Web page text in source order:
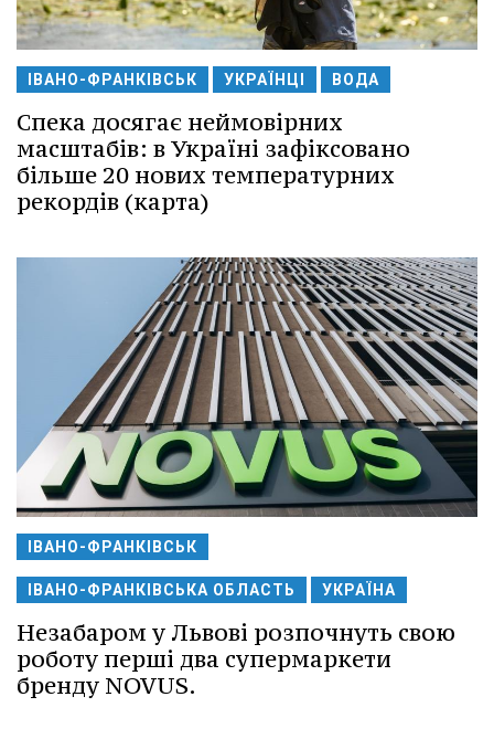
ІВАНО-ФРАНКІВСЬК УКРАЇНЦІ ВОДА
Спека досягає неймовірних
масштабів: в Україні зафіксовано
більше 20 нових температурних
рекордів (карта)
ІВАНО-ФРАНКІВСЬК
ІВАНО-ФРАНКІВСЬКА ОБЛАСТЬ УКРАЇНА
Незабаром у Львові розпочнуть свою
роботу перші два супермаркети
бренду NOVUS.